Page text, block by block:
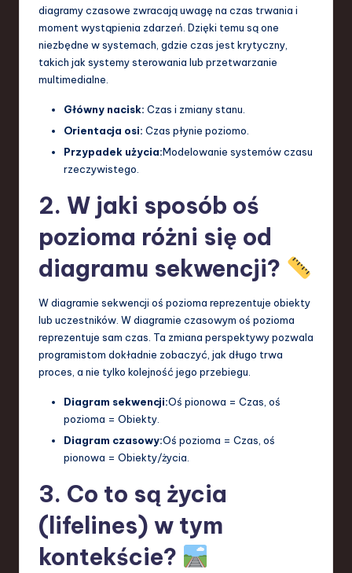
o
diagramy czasowe zwracają uwagę na czas trwania i
moment wystąpienia zdarzeń. Dzięki temu są one
niezbędne w systemach, gdzie czas jest krytyczny,
takich jak systemy sterowania lub przetwarzanie
multimedialne.
Główny nacisk: Czas i zmiany stanu.
Orientacja osi: Czas płynie poziomo.
Przypadek użycia:Modelowanie systemów czasu
rzeczywistego.
2. W jaki sposób oś
pozioma różni się od
diagramu sekwencji?
W diagramie sekwencji oś pozioma reprezentuje obiekty
lub uczestników. W diagramie czasowym oś pozioma
reprezentuje sam czas. Ta zmiana perspektywy pozwala
programistom dokładnie zobaczyć, jak długo trwa
proces, a nie tylko kolejność jego przebiegu.
Diagram sekwencji:Oś pionowa = Czas, oś
pozioma = Obiekty.
Diagram czasowy:Oś pozioma = Czas, oś
pionowa = Obiekty/życia.
3. Co to są życia
(lifelines) w tym
kontekście?